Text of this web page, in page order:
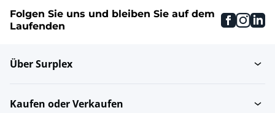
Folgen Sie uns und bleiben Sie auf dem
Laufenden
Über Surplex
Kaufen oder Verkaufen